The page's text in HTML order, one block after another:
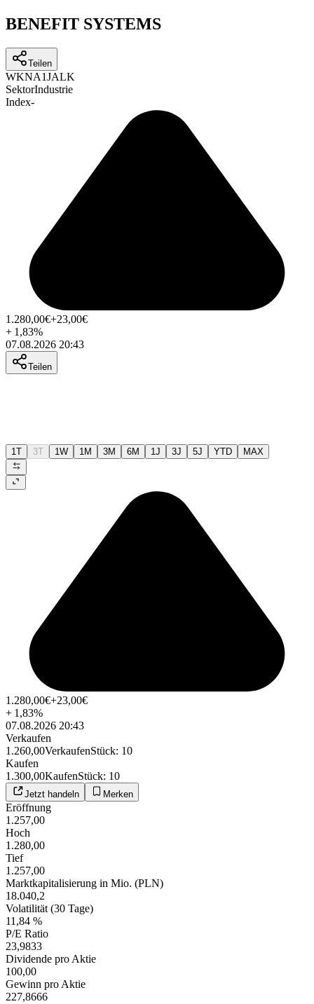
BENEFIT SYSTEMS
Teilen
WKNA1JALK
SektorIndustrie
Index-
1.280,00€+23,00€
+ 1,83%
07.08.2026 20:43
Teilen
1T 3T 1W 1M 3M 6M 1J 3J 5J YTD MAX
1.280,00€+23,00€
+ 1,83%
07.08.2026 20:43
Verkaufen
1.260,00VerkaufenStück: 10
Kaufen
1.300,00KaufenStück: 10
Jetzt handeln Merken
Eröffnung
1.257,00
Hoch
1.280,00
Tief
1.257,00
Marktkapitalisierung in Mio. (PLN)
18.040,2
Volatilität (30 Tage)
11,84 %
P/E Ratio
23,9833
Dividende pro Aktie
100,00
Gewinn pro Aktie
227,8666